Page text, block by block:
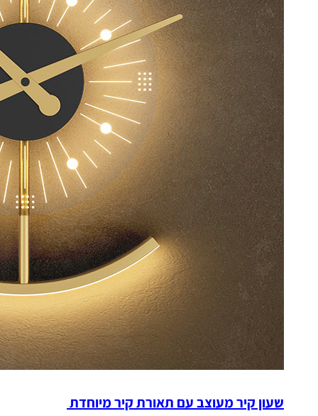
שעון קיר מעוצב עם תאורת קיר מיוחדת